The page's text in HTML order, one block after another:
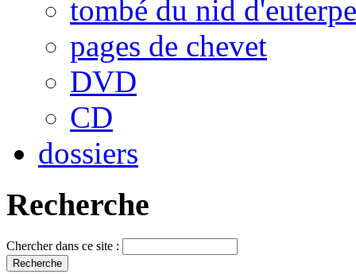
tombé du nid d'euterpe
pages de chevet
DVD
CD
dossiers
Recherche
Chercher dans ce site :